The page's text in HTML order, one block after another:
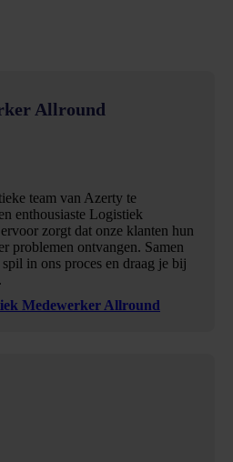
Allround
team van Azerty te
enthousiaste Logistiek
zorgt dat onze klanten hun
problemen ontvangen. Samen
in ons proces en draag je bij
Medewerker Allround